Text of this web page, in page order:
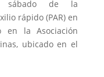
sábado de la
rápido (PAR) en
en la Asociación
ubicado en el